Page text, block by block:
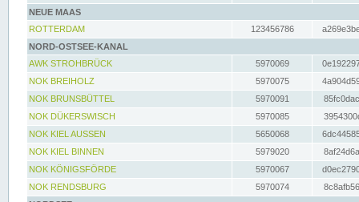
NEUE MAAS
ROTTERDAM
123456786
NORD-OSTSEE-KANAL
AWK STROHBRÜCK
5970069
NOK BREIHOLZ
5970075
NOK BRUNSBÜTTEL
5970091
NOK DÜKERSWISCH
5970085
NOK KIEL AUSSEN
5650068
NOK KIEL BINNEN
5979020
NOK KÖNIGSFÖRDE
5970067
NOK RENDSBURG
5970074